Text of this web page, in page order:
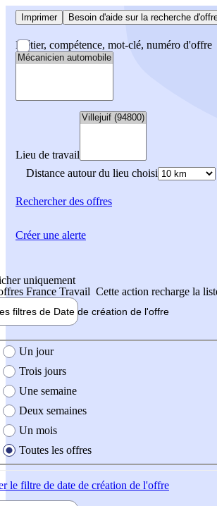
Imprimer Besoin d'aide sur la recherche
Métier, compétence, mot-clé, numéro d'offre
Lieu de travail
Distance autour du lieu choisi
Rechercherdes offres
uniquement
France Travail Cette action recharge la
filtres de Date de création de l'offre
création de l'offre
Un jour
Trois jours
Une semaine
Deux semaines
Un mois
Toutes les offres
le filtre de date de création de l'offre
Créer une alerte